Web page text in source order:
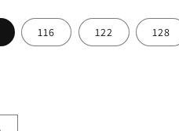
116 122 128